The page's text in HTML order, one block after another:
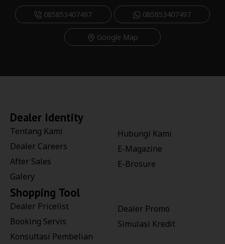
085853407497 085853407497
Google Map
Dealer Identity
Tentang Kami
Dealer Careers
After Sales
Galery
Hubungi Kami
E-Magazine
E-Brosure
Shopping Tool
Dealer Pricelist
Booking Servis
Konsultasi Pembelian
Dealer Promo
Simulasi Kredit